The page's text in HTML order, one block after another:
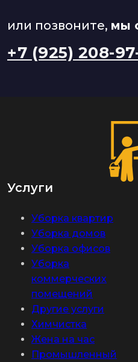
или позвоните, мы
+7 (925) 208-
Услуги
Уборка квартир
Уборка домов
Уборка офисов
Уборка
коммерческих
помещений
Другие услуги
Химчистка
Жена на час
Промышленный